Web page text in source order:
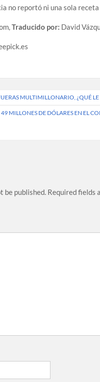
no reportó ni una sola
Traducido por: David
MULTIMILLONARIO, ¿QUÉ
MILLONES DE DÓLARES EN EL
be published. Required fields